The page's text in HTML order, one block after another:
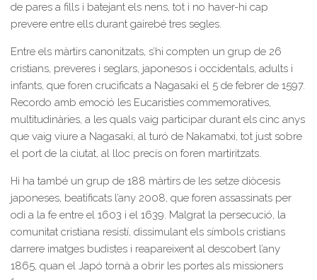
de pares a fills i batejant els nens, tot i no haver-hi cap
prevere entre ells durant gairebé tres segles.
Entre els màrtirs canonitzats, s’hi compten un grup de 26
cristians, preveres i seglars, japonesos i occidentals, adults i
infants, que foren crucificats a Nagasaki el 5 de febrer de 1597.
Recordo amb emoció les Eucaristies commemoratives,
multitudinàries, a les quals vaig participar durant els cinc anys
que vaig viure a Nagasaki, al turó de Nakamatxi, tot just sobre
el port de la ciutat, al lloc precís on foren martiritzats.
Hi ha també un grup de 188 màrtirs de les setze diòcesis
japoneses, beatificats l’any 2008, que foren assassinats per
odi a la fe entre el 1603 i el 1639. Malgrat la persecució, la
comunitat cristiana resistí, dissimulant els símbols cristians
darrere imatges budistes i reapareixent al descobert l’any
1865, quan el Japó tornà a obrir les portes als missioners